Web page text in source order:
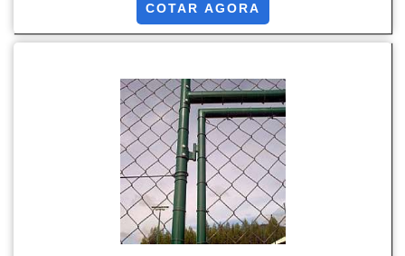
COTAR AGORA